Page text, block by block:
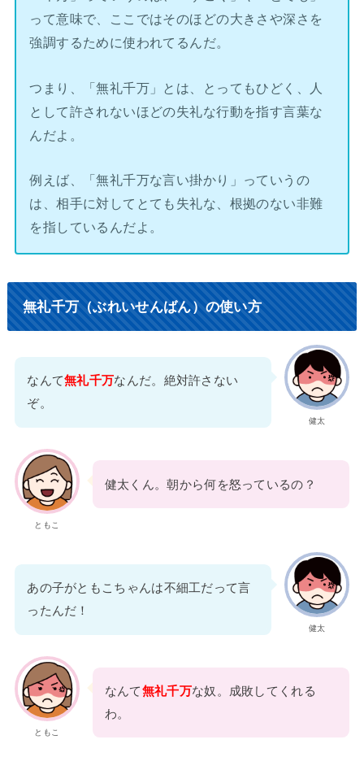
って意味で、ここではそのほどの大きさや深さを
強調するために使われてるんだ。
つまり、「無礼千万」とは、とってもひどく、人
として許されないほどの失礼な行動を指す言葉な
んだよ。
例えば、「無礼千万な言い掛かり」っていうの
は、相手に対してとても失礼な、根拠のない非難
を指しているんだよ。
無礼千万（ぶれいせんばん）の使い方
健太
なんて無礼千万なんだ。絶対許さない
ぞ。
ともこ
健太くん。朝から何を怒っているの？
健太
あの子がともこちゃんは不細工だって言
ったんだ！
ともこ
なんて無礼千万な奴。成敗してくれる
わ。